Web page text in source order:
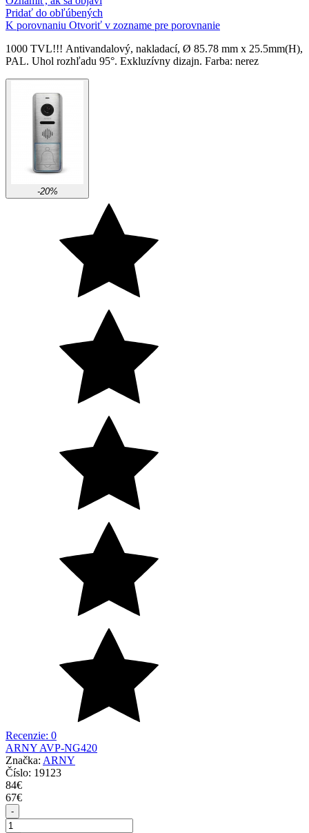
Pridať do obľúbených
K porovnaniu Otvoriť v zozname pre porovnanie
1000 TVL!!! Аntivandalový, nakladací, Ø 85.78 mm х 25.5mm(H),
PAL. Uhol rozhľadu 95°. Exkluzívny dizajn. Farba: nerez
-20%
Recenzie: 0
ARNY AVP-NG420
Značka: ARNY
Číslo: 19123
84€
67€
-